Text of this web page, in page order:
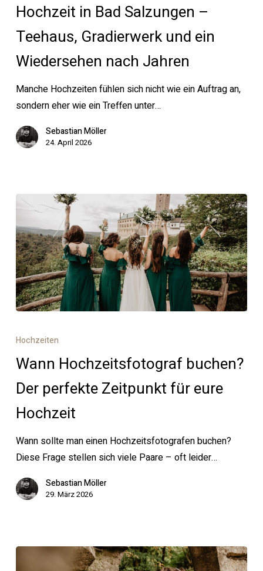
Salzungen
–
Gradierwerk
und
nach
Jahren
Hochzeit in Bad Salzungen –
Teehaus, Gradierwerk und ein
Wiedersehen nach Jahren
Manche Hochzeiten fühlen sich nicht wie ein Auftrag an,
sondern eher wie ein Treffen unter…
Sebastian Möller
24. April 2026
Hochzeitsfotograf
Der
perfekte
Zeitpunkt
für
eure
Hochzeit
Hochzeiten
Wann Hochzeitsfotograf buchen?
Der perfekte Zeitpunkt für eure
Hochzeit
Wann sollte man einen Hochzeitsfotografen buchen?
Diese Frage stellen sich viele Paare – oft leider…
Sebastian Möller
29. März 2026